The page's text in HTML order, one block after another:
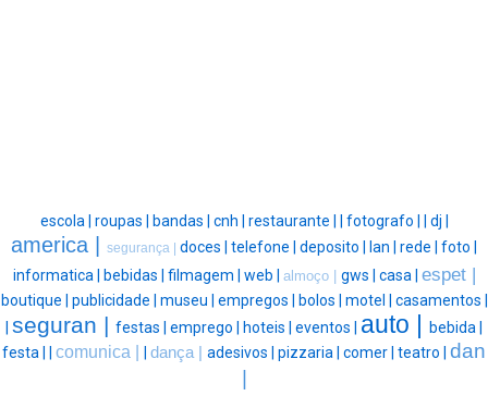
escola | roupas | bandas | cnh | restaurante | | fotografo | | dj |
america | segurança | doces | telefone | deposito | lan | rede | foto |
informatica | bebidas | filmagem | web | almoço | gws | casa | espet |
boutique | publicidade | museu | empregos | bolos | motel | casamentos |
| seguran | festas | emprego | hoteis | eventos | auto | bebida |
festa | | comunica | | dança | adesivos | pizzaria | comer | teatro | dan
|